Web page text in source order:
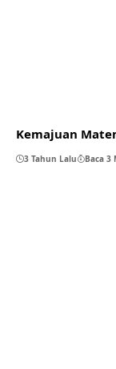
Kemajuan
3 Tahun Lalu Baca 3